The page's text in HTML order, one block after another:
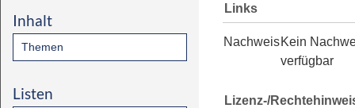
Inhalt
Themen
Listen
Links
NachweisKein
verfügbar
Lizenz-/